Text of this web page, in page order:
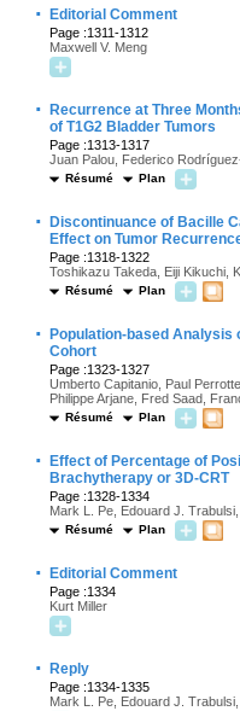
· Editorial Comment
Page :1311-1312
Maxwell V. Meng
·
Recurrence at Three
of T1G2 Bladder Tumors
Page :1313-1317
Juan Palou, Federico
Résumé Plan
·
Discontinuance of Bacille
Effect on Tumor
Page :1318-1322
Toshikazu Takeda, Eiji Kikuchi,
Résumé Plan
·
Population-based Analysis
Cohort
Page :1323-1327
Umberto Capitanio, Paul
Philippe Arjane, Fred Saad,
Résumé Plan
·
Effect of Percentage of
Brachytherapy or 3D-CRT
Page :1328-1334
Mark L. Pe, Edouard J.
Résumé Plan
· Editorial Comment
Page :1334
Kurt Miller
· Reply
Page :1334-1335
Mark L. Pe, Edouard J.